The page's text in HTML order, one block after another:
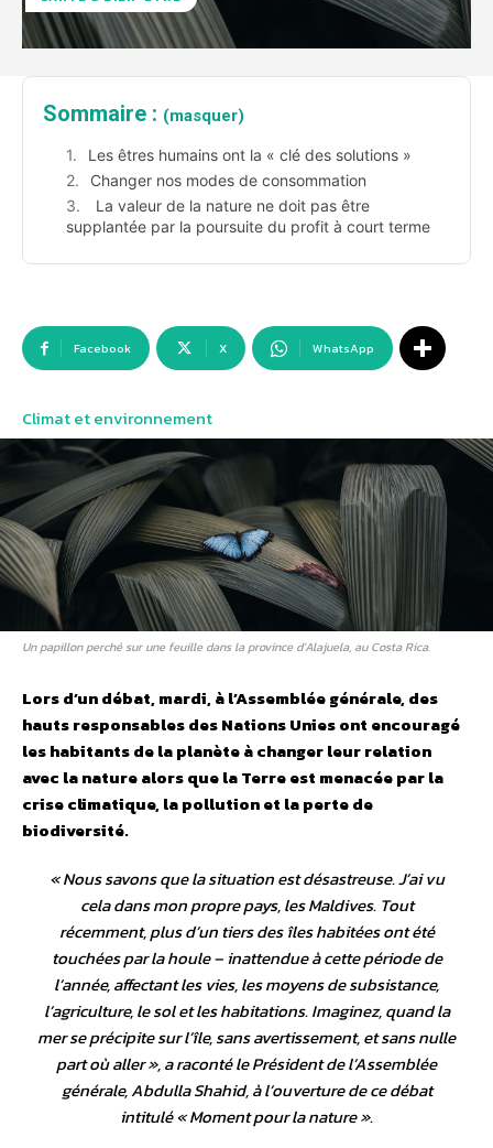
Sommaire : (masquer)
Les êtres humains ont la « clé des solutions »
Changer nos modes de consommation
La valeur de la nature ne doit pas être
supplantée par la poursuite du profit à court terme
Facebook X WhatsApp
Climat et environnement
Un papillon perché sur une feuille dans la province d’Alajuela, au Costa Rica.
Lors d’un débat, mardi, à l’Assemblée générale, des
hauts responsables des Nations Unies ont encouragé
les habitants de la planète à changer leur relation
avec la nature alors que la Terre est menacée par la
crise climatique, la pollution et la perte de
biodiversité.
«Nous savons que la situation est désastreuse. J’ai vu
cela dans mon propre pays, les Maldives. Tout
récemment, plus d’un tiers des îles habitées ont été
touchées par la houle – inattendue à cette période de
l’année, affectant les vies, les moyens de subsistance,
l’agriculture, le sol et les habitations. Imaginez, quand la
mer se précipite sur l’île, sans avertissement, et sans nulle
part où aller», a raconté le Président de l’Assemblée
générale, Abdulla Shahid, à l’ouverture de ce débat
intitulé «Moment pour la nature».